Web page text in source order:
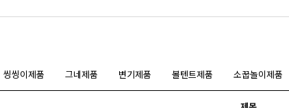
씽씽이제품 그네제품 변기제품 볼텐트제품 소꿉놀이제품